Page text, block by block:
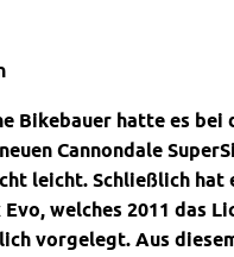
Bikebauer hatte es bei
Cannondale
leicht. Schließlich hat
welches 2011 das
vorgelegt. Aus